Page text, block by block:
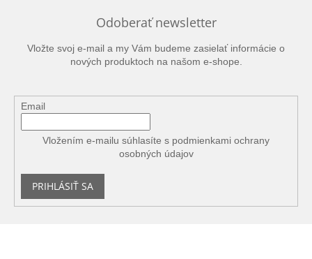
e
p
r
v
y
p
i
s
Odoberať newsletter
Vložte svoj e-mail a my Vám budeme zasielať informácie o
nových produktoch na našom e-shope.
Email
Vložením e-mailu súhlasíte s podmienkami ochrany
osobných údajov
PRIHLÁSIŤ SA